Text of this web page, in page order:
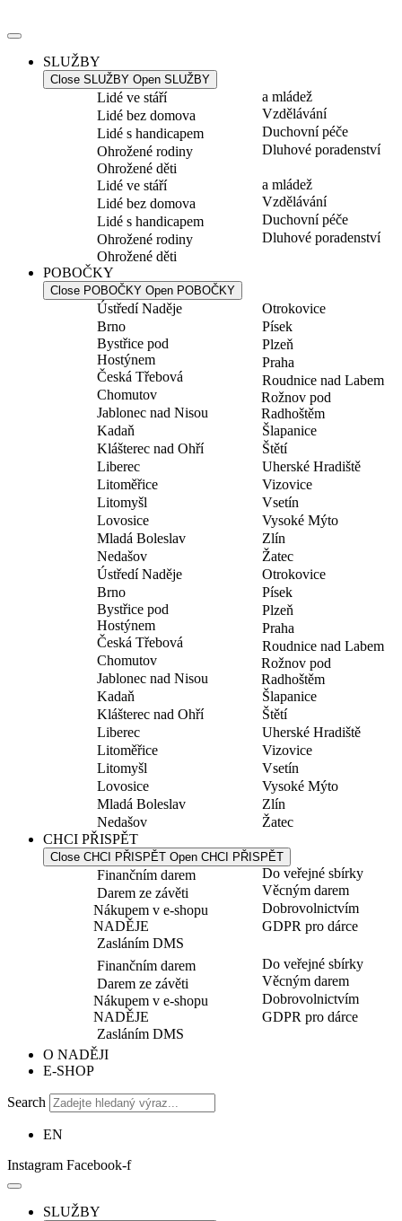
k
SLUŽBY
Close SLUŽBY Open SLUŽBY
Lidé ve stáří
Lidé bez domova
Lidé s handicapem
Ohrožené rodiny
Ohrožené děti
a mládež
Vzdělávání
Duchovní péče
Dluhové poradenství
Lidé ve stáří
Lidé bez domova
Lidé s handicapem
Ohrožené rodiny
Ohrožené děti
a mládež
Vzdělávání
Duchovní péče
Dluhové poradenství
POBOČKY
Close POBOČKY Open POBOČKY
Ústředí Naděje
Brno
Bystřice pod
Hostýnem
Česká Třebová
Chomutov
Jablonec nad Nisou
Kadaň
Klášterec nad Ohří
Liberec
Litoměřice
Litomyšl
Lovosice
Mladá Boleslav
Nedašov
Otrokovice
Písek
Plzeň
Praha
Roudnice nad Labem
Rožnov pod
Radhoštěm
Šlapanice
Štětí
Uherské Hradiště
Vizovice
Vsetín
Vysoké Mýto
Zlín
Žatec
Ústředí Naděje
Brno
Bystřice pod
Hostýnem
Česká Třebová
Chomutov
Jablonec nad Nisou
Kadaň
Klášterec nad Ohří
Liberec
Litoměřice
Litomyšl
Lovosice
Mladá Boleslav
Nedašov
Otrokovice
Písek
Plzeň
Praha
Roudnice nad Labem
Rožnov pod
Radhoštěm
Šlapanice
Štětí
Uherské Hradiště
Vizovice
Vsetín
Vysoké Mýto
Zlín
Žatec
CHCI PŘISPĚT
Close CHCI PŘISPĚT Open CHCI PŘISPĚT
Finančním darem
Darem ze závěti
Nákupem v e-shopu
NADĚJE
Zasláním DMS
Do veřejné sbírky
Věcným darem
Dobrovolnictvím
GDPR pro dárce
Finančním darem
Darem ze závěti
Nákupem v e-shopu
NADĚJE
Zasláním DMS
Do veřejné sbírky
Věcným darem
Dobrovolnictvím
GDPR pro dárce
O NADĚJI
E-SHOP
Search
EN
Instagram Facebook-f
SLUŽBY